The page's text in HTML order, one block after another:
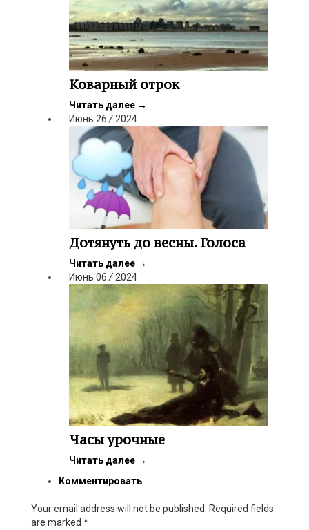
Коварный отрок
Читать далее →
Июнь 26/2024
Дотянуть до весны. Голоса
Читать далее →
Июнь 06/2024
Часы урочные
Читать далее →
Комментировать
Your email address will not be published. Required fields
are marked *